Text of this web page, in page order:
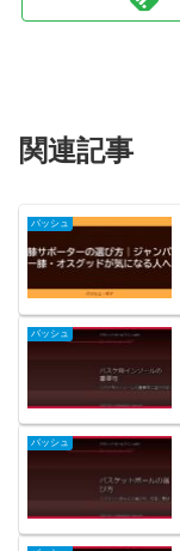
関連記事
バッシュ
バッシュ
バッシュ